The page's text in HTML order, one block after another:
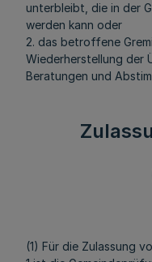
unterbleibt, die in der
werden kann oder
2. das betroffene
Wiederherstellung der
Beratungen und
(1) Für die Zulassung